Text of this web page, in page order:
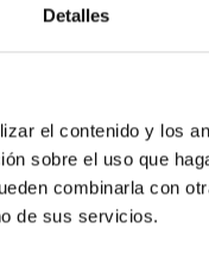
Detalles
el contenido y los
sobre el uso que
combinarla con
de sus servicios.